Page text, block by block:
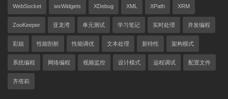
WebSocket wxWidgets XDebug XML XPath XRM
ZooKeeper 亚龙湾 单元测试 学习笔记 实时处理 并发编程
彩姐 性能剖析 性能调优 文本处理 新特性 架构模式
系统编程 网络编程 视频监控 设计模式 远程调试 配置文件
齐塔莉